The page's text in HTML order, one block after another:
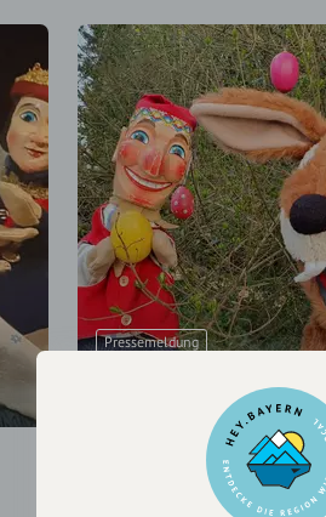
Pressemeldung
Wieder eine Premiere
Breitbrunn am Chiemsee München